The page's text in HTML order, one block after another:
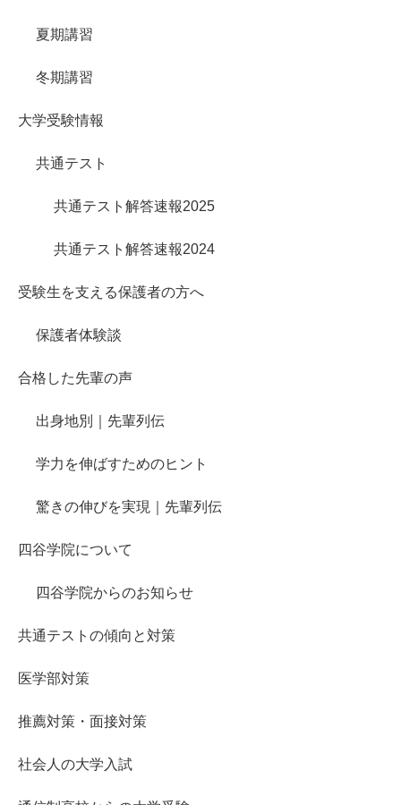
夏期講習
冬期講習
大学受験情報
共通テスト
共通テスト解答速報2025
共通テスト解答速報2024
受験生を支える保護者の方へ
保護者体験談
合格した先輩の声
出身地別｜先輩列伝
学力を伸ばすためのヒント
驚きの伸びを実現｜先輩列伝
四谷学院について
四谷学院からのお知らせ
共通テストの傾向と対策
医学部対策
推薦対策・面接対策
社会人の大学入試